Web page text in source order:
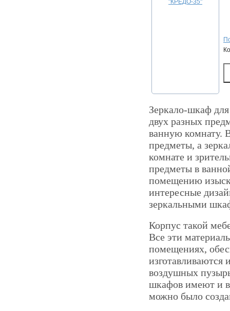
Зеркало-шкаф
двух разных
ванную комнату.
предметы, а
комнате и
предметы в
помещению
интересные
зеркальными
Корпус такой
Все эти
помещениях,
изготавливаются
воздушных
шкафов имеют и
можно было